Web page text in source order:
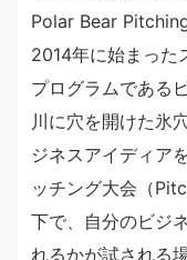
Polar Bear
2014年に始まった
プログラムである
川に穴を開けた氷
ジネスアイディア
ッチング大会（
下で、自分のビジ
れるかが試される